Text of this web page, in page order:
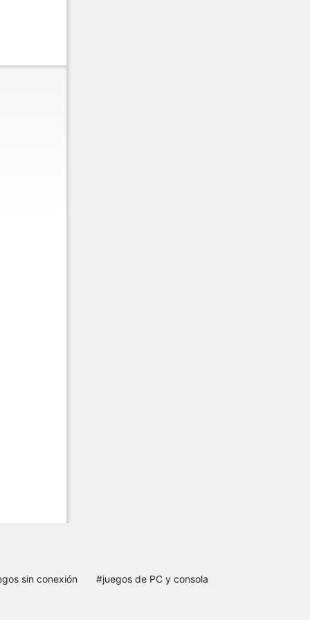
sin conexión #juegos de PC y consola